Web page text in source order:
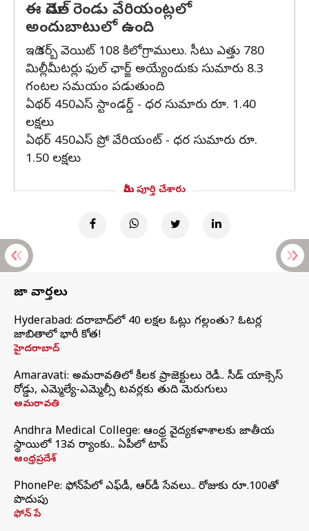
ఈ మోడల్ రెండు వేరియంట్లలో
అందుబాటులో ఉంది
ఇది కర్బ్ వెయిట్ 108 కిలోగ్రాములు. సీటు ఎత్తు 780
మిల్లీమీటర్లు ఫుల్ ఛార్జ్ అయ్యేందుకు సుమారు 8.3
గంటల సమయం పడుతుంది.
ఏథర్ 450ఎస్ స్టాండర్డ్ - ధర సుమారు రూ. 1.40
లక్షలు
ఏథర్ 450ఎస్ ప్రో వేరియంట్ - ధర సుమారు రూ.
1.50 లక్షలు
మీరు పూర్తి చేశారు
తాజా వార్తలు
Hyderabad: హైదరాబాద్‌లో 40 లక్షల ఓట్లు గల్లంతు? ఓటర్ల
జాబితాలో భారీ కోత!
హైదరాబాద్
Amaravati: అమరావతిలో కీలక ప్రాజెక్టులు రెడీ.. సీడ్‌ యాక్సెస్‌
రోడ్డు, ఎమ్మెల్యే-ఎమ్మెల్సీ టవర్లకు తుది మెరుగులు
అమరావతి
Andhra Medical College: ఆంధ్ర వైద్యకళాశాలకు జాతీయ
స్థాయిలో 13వ ర్యాంకు.. ఏపీలో టాప్
ఆంధ్రప్రదేశ్
PhonePe: ఫోన్‌పేలో ఎఫ్‌డీ, ఆర్‌డీ సేవలు.. రోజుకు రూ.100తో
పొదుపు
ఫోన్‌ పే